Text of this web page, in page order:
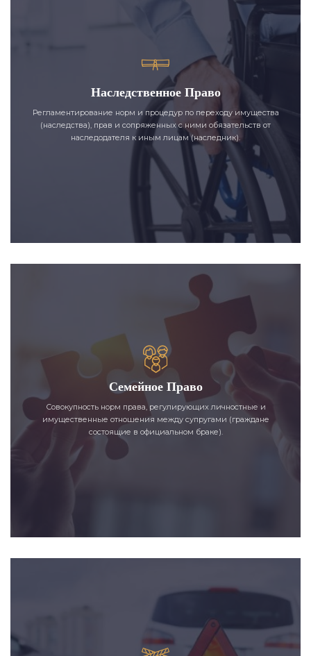
Наследственное Право
Регламентирование норм и процедур по переходу имущества
(наследства), прав и сопряженных с ними обязательств от
наследодателя к иным лицам (наследник).
Семейное Право
Совокупность норм права, регулирующих личностные и
имущественные отношения между супругами (граждане
состоящие в официальном браке).